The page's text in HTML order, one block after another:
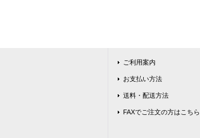
ご利用案内
お支払い方法
送料・配送方法
FAXでご注文の方はこちら